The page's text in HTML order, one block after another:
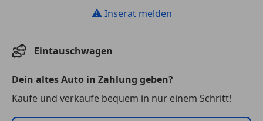
⚠ Inserat melden
Eintauschwagen
Dein altes Auto in Zahlung geben?
Kaufe und verkaufe bequem in nur einem Schritt!